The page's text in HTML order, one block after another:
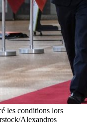
les conditions lors
Alexandros